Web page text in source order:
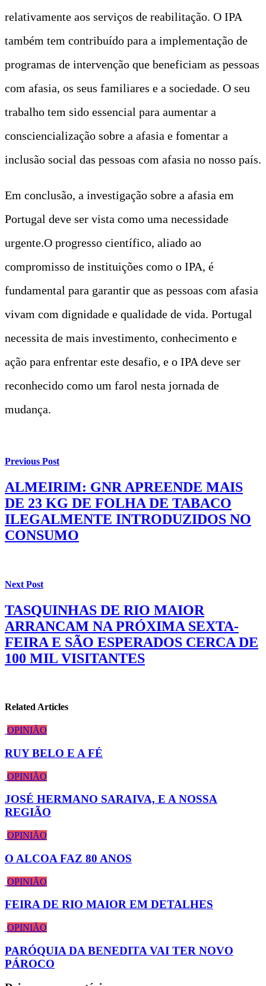
relativamente aos serviços de reabilitação. O IPA
também tem contribuído para a implementação de
programas de intervenção que beneficiam as pessoas
com afasia, os seus familiares e a sociedade. O seu
trabalho tem sido essencial para aumentar a
consciencialização sobre a afasia e fomentar a
inclusão social das pessoas com afasia no nosso país.
Em conclusão, a investigação sobre a afasia em
Portugal deve ser vista como uma necessidade
urgente.O progresso científico, aliado ao
compromisso de instituições como o IPA, é
fundamental para garantir que as pessoas com afasia
vivam com dignidade e qualidade de vida. Portugal
necessita de mais investimento, conhecimento e
ação para enfrentar este desafio, e o IPA deve ser
reconhecido como um farol nesta jornada de
mudança.
Previous Post
ALMEIRIM: GNR APREENDE MAIS
DE 23 KG DE FOLHA DE TABACO
ILEGALMENTE INTRODUZIDOS NO
CONSUMO
Next Post
TASQUINHAS DE RIO MAIOR
ARRANCAM NA PRÓXIMA SEXTA-
FEIRA E SÃO ESPERADOS CERCA DE
100 MIL VISITANTES
Related Articles
OPINIÃO
RUY BELO E A FÉ
OPINIÃO
JOSÉ HERMANO SARAIVA, E A NOSSA
REGIÃO
OPINIÃO
O ALCOA FAZ 80 ANOS
OPINIÃO
FEIRA DE RIO MAIOR EM DETALHES
OPINIÃO
PARÓQUIA DA BENEDITA VAI TER NOVO
PÁROCO